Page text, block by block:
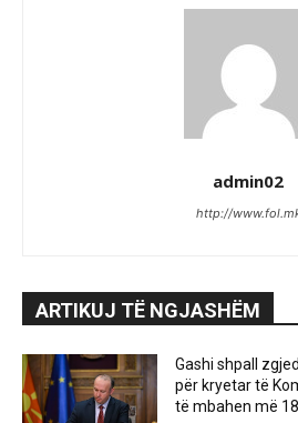
admin02
http://
ARTIKUJ TË NGJASHËM
Gashi shpall
për kryetar të
të mbahen më